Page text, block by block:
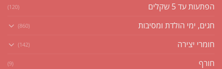
הפתעות עד 5 שקלים (120)
חגים, ימי הולדת ומסיבות (860)
חומרי יצירה (142)
חורף (9)